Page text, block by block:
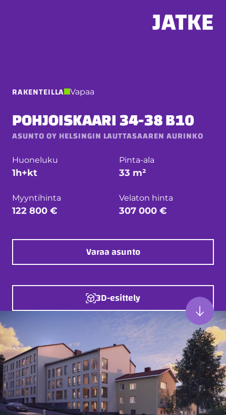
RAKENTEILLA Vapaa
POHJOISKAARI 34-38 B10
ASUNTO OY HELSINGIN LAUTTASAAREN AURINKO
Huoneluku
1h+kt
Pinta-ala
33 m²
Myyntihinta
122 800 €
Velaton hinta
307 000 €
Varaa asunto
3D-esittely